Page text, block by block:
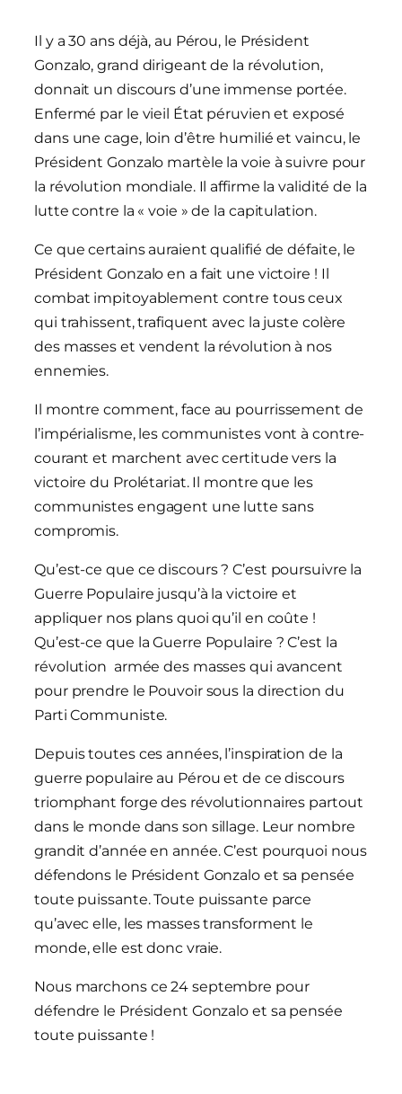
Il y a 30 ans déjà, au Pérou, le Président
Gonzalo, grand dirigeant de la révolution,
donnait un discours d’une immense portée.
Enfermé par le vieil État péruvien et exposé
dans une cage, loin d’être humilié et vaincu, le
Président Gonzalo martèle la voie à suivre pour
la révolution mondiale. Il affirme la validité de la
lutte contre la « voie » de la capitulation.
Ce que certains auraient qualifié de défaite, le
Président Gonzalo en a fait une victoire ! Il
combat impitoyablement contre tous ceux
qui trahissent, trafiquent avec la juste colère
des masses et vendent la révolution à nos
ennemies.
Il montre comment, face au pourrissement de
l’impérialisme, les communistes vont à contre-
courant et marchent avec certitude vers la
victoire du Prolétariat. Il montre que les
communistes engagent une lutte sans
compromis.
Qu’est-ce que ce discours ? C’est poursuivre la
Guerre Populaire jusqu’à la victoire et
appliquer nos plans quoi qu’il en coûte !
Qu’est-ce que la Guerre Populaire ? C’est la
révolution armée des masses qui avancent
pour prendre le Pouvoir sous la direction du
Parti Communiste.
Depuis toutes ces années, l’inspiration de la
guerre populaire au Pérou et de ce discours
triomphant forge des révolutionnaires partout
dans le monde dans son sillage. Leur nombre
grandit d’année en année. C’est pourquoi nous
défendons le Président Gonzalo et sa pensée
toute puissante. Toute puissante parce
qu’avec elle, les masses transforment le
monde, elle est donc vraie.
Nous marchons ce 24 septembre pour
défendre le Président Gonzalo et sa pensée
toute puissante !